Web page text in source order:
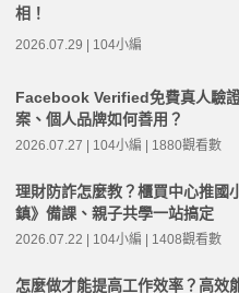
相！
2026.07.29 | 104小編
Facebook Verified免費真人驗
案、個人品牌如何善用？
2026.07.27 | 104小編 | 1880觀看數
理財防詐怎麼教？櫃買中心推國
鎮》備課、親子共學一站搞定
2026.07.22 | 104小編 | 1408觀看數
怎麼做才能提高工作效率？高效